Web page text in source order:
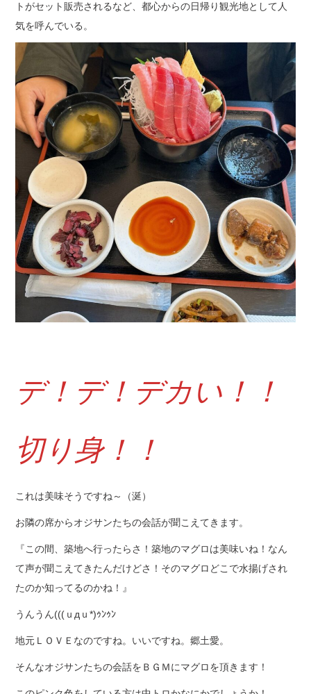
トがセット販売されるなど、都心からの日帰り観光地として人
気を呼んでいる。
デ！デ！デカい！！
切り身！！
これは美味そうですね～（涎）
お隣の席からオジサンたちの会話が聞こえてきます。
『この間、築地へ行ったらさ！築地のマグロは美味いね！なん
て声が聞こえてきたんだけどさ！そのマグロどこで水揚げされ
たのか知ってるのかね！』
うんうん(((ｕдｕ*)ｩﾝｩﾝ
地元ＬＯＶＥなのですね。いいですね。郷土愛。
そんなオジサンたちの会話をＢＧＭにマグロを頂きます！